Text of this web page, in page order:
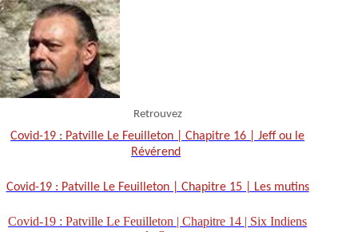
Retrouvez
Covid-19 : Patville Le Feuilleton | Chapitre 16 | Jeff ou le
Révérend
Covid-19 : Patville Le Feuilleton | Chapitre 15 | Les mutins
Covid-19 : Patville Le Feuilleton | Chapitre 14 | Six Indiens